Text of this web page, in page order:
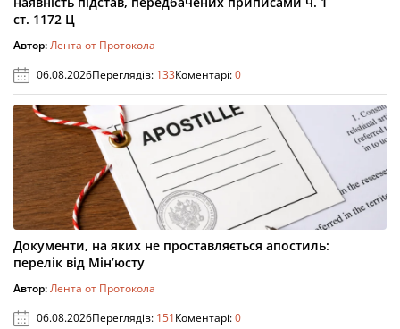
ст. 1172 Ц
Автор:Лента от Протокола
06.08.2026Переглядів: 133Коментарі:0
Документи, на яких не проставляється апостиль:
перелік від Мін’юсту
Автор:Лента от Протокола
06.08.2026Переглядів: 151Коментарі:0